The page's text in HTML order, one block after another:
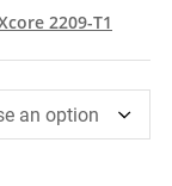
2209-T1